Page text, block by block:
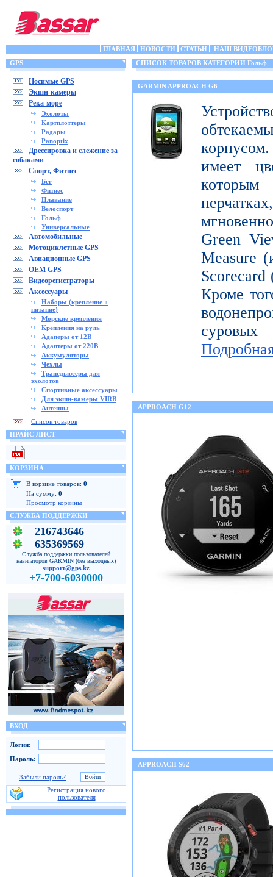
ГЛАВНАЯ НОВОСТИ СТАТЬИ
НАШ
GPS
Носимые GPS
Экшн-камеры
Река-море
Эхолоты
Картплоттеры
Радары
Panoptix
Дрессировка и слежение за
собаками
Спорт, Фитнес
Бег
Фитнес
Плавание
Велоспорт
Гольф
Универсальные
Автомобильные
Мотоциклетные GPS
Авиационные GPS
OEM GPS
Видеорегистраторы
Аксессуары
Наборы (крепление +
питание)
Морские крепления
Крепления на руль
Адаперы от 12В
Адаптеры от 220В
Аккумуляторы
Чехлы
Трансдьюсеры для
эхолотов
Спортивные аксессуары
Для экшн-камеры VIRB
Антенны
Список товаров
ПРАЙС ЛИСТ
КОРЗИНА
В корзине товаров: 0
На сумму: 0
Просмотр корзины
СЛУЖБА ПОДДЕРЖКИ
216743646
635369569
Служба поддержки пользователей
навигаторов GARMIN (без выходных)
support@gps.kz
+7-700-6030000
ВХОД
Логин:
Пароль:
Забыли пароль?
Регистрация нового
пользователя
СПИСОК ТОВАРОВ КАТЕГОРИИ Гольф
GARMIN APPROACH G6
имеет
Green
Measure
Scorecard
Кроме
APPROACH G12
APPROACH S62